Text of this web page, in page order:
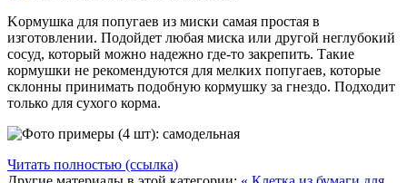
Kормушка для попугаев из миски самая простая в
изготовлении. Подойдет любая миска или другой неглубокий
сосуд, который можно надежно где-то закрепить. Такие
кормушки не рекомендуются для мелких попугаев, которые
склонны принимать подобную кормушку за гнездо. Подходит
только для сухого корма.
Читать полностью (ссылка)